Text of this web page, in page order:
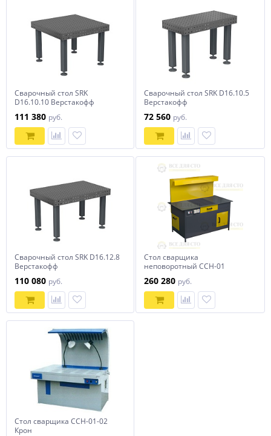
Сварочный стол SRK
D16.10.10 Верстакофф
111 380 руб.
Сварочный стол SRK D16.10.5
Верстакофф
72 560 руб.
Сварочный стол SRK D16.12.8
Верстакофф
110 080 руб.
Стол сварщика
неповоротный ССН-01
260 280 руб.
Стол сварщика ССН-01-02
Крон